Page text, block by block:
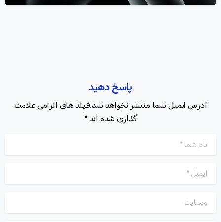
پاسخ دهید
آدرس ایمیل شما منتشر نخواهد شد.فیلد های الزامی علامت
گذاری شده اند *
نام شما
ایمیل *
وبسایت